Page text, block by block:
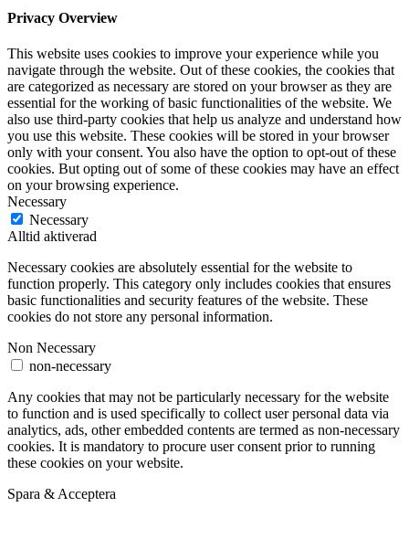
Privacy Overview
This website uses cookies to improve your experience while you
navigate through the website. Out of these cookies, the cookies that
are categorized as necessary are stored on your browser as they are
essential for the working of basic functionalities of the website. We
also use third-party cookies that help us analyze and understand how
you use this website. These cookies will be stored in your browser
only with your consent. You also have the option to opt-out of these
cookies. But opting out of some of these cookies may have an effect
on your browsing experience.
Necessary
Necessary
Alltid aktiverad
Necessary cookies are absolutely essential for the website to
function properly. This category only includes cookies that ensures
basic functionalities and security features of the website. These
cookies do not store any personal information.
Non Necessary
non-necessary
Any cookies that may not be particularly necessary for the website
to function and is used specifically to collect user personal data via
analytics, ads, other embedded contents are termed as non-necessary
cookies. It is mandatory to procure user consent prior to running
these cookies on your website.
Spara & Acceptera